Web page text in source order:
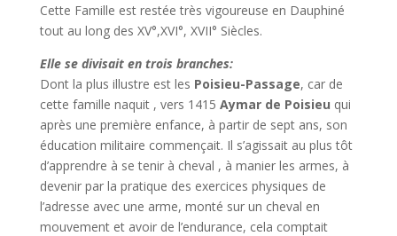
Cette Famille est restée très vigoureuse en Dauphiné
tout au long des XV°,XVI°, XVII° Siècles.
Elle se divisait en trois branches:
Dont la plus illustre est les Poisieu-Passage, car de
cette famille naquit , vers 1415 Aymar de Poisieu qui
après une première enfance, à partir de sept ans, son
éducation militaire commençait. Il s’agissait au plus tôt
d’apprendre à se tenir à cheval , à manier les armes, à
devenir par la pratique des exercices physiques de
l’adresse avec une arme, monté sur un cheval en
mouvement et avoir de l’endurance, cela comptait